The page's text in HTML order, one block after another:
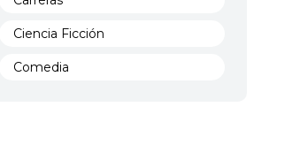
Ciencia Ficción
Comedia